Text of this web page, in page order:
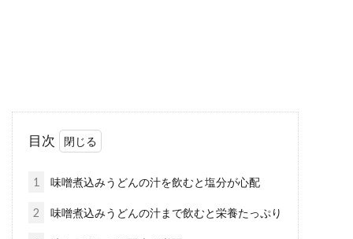
に食べてもらうには？
子供の成長を願う親にとって子供の食事は本当
に大切な問題ですよね。子供の好き嫌いをどう
やってなくし...
目次
1 味噌煮込みうどんの汁を飲むと塩分が心配
2 味噌煮込みうどんの汁まで飲むと栄養たっぷり